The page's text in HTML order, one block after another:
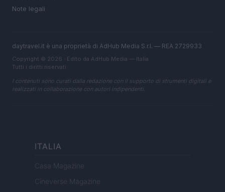
Note legali
daytravel.it è una proprietà di AdHub Media S.r.l. — REA 2729933
Copyright © 2026 · Edito da AdHub Media — Italia
Tutti i diritti riservati
I contenuti sono curati dalla redazione con il supporto di strumenti digitali e
realizzati in collaborazione con autori indipendenti.
ITALIA
Casa Magazine
Cineverse Magazine